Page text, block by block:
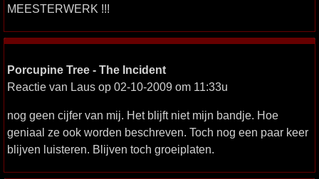
MEESTERWERK !!!
Porcupine Tree - The Incident
Reactie van Laus op 02-10-2009 om 11:33u
nog geen cijfer van mij. Het blijft niet mijn bandje. Hoe
geniaal ze ook worden beschreven. Toch nog een paar keer
blijven luisteren. Blijven toch groeiplaten.